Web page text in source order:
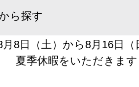
ら探す
月8日（土）から8月16日
夏季休暇をいただきます